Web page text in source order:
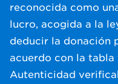
reconocida como
lucro, acogida a la
deducir la donación
acuerdo con la tabla
Autenticidad